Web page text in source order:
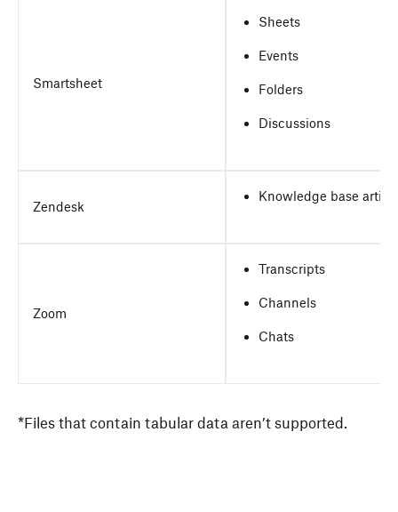
Smartsheet
Sheets
Events
Folders
Discussions
Zendesk
Knowledge base
Zoom
Transcripts
Channels
Chats
*Files that contain tabular data aren’t supported.